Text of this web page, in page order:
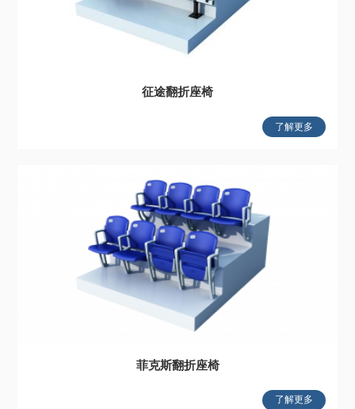
征途翻折座椅
了解更多
菲克斯翻折座椅
了解更多